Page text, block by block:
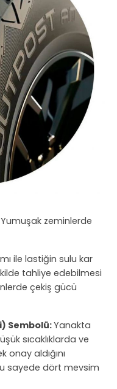
Yumuşak zeminlerde
ile lastiğin sulu kar
tahliye edebilmesi
çekiş gücü
Sembolü:Yanakta
sıcaklıklarda ve
onay aldığını
sayede dört mevsim